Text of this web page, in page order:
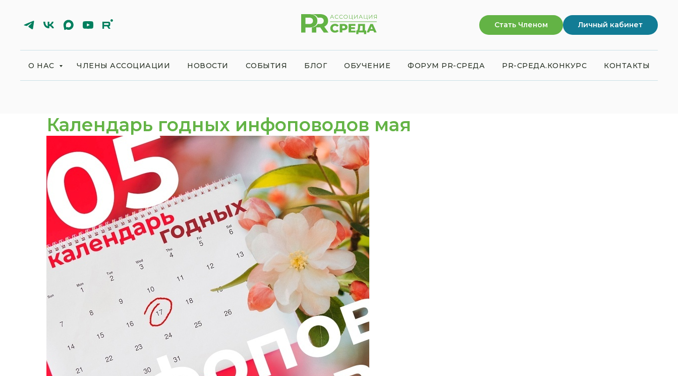
Стать Членом Личный кабинет
О НАС ЧЛЕНЫ АССОЦИАЦИИ НОВОСТИ СОБЫТИЯ БЛОГ ОБУЧЕНИЕ ФОРУМ PR-СРЕДА PR-СРЕДА.КОНКУРС КОНТАКТЫ
Календарь годных инфоповодов мая